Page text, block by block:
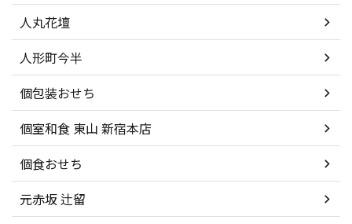
人丸花壇
人形町今半
個包装おせち
個室和食 東山 新宿本店
個食おせち
元赤坂 辻留